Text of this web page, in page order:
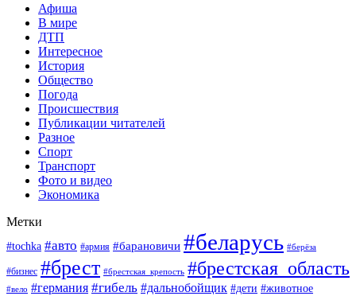
Афиша
В мире
ДТП
Интересное
История
Общество
Погода
Происшествия
Публикации читателей
Разное
Спорт
Транспорт
Фото и видео
Экономика
Метки
#tochka #авто #армия #барановичи #беларусь #берёза
#бизнес #брест #брестская_крепость #брестская_область
#вело #германия #гибель #дальнобойщик #дети #животное